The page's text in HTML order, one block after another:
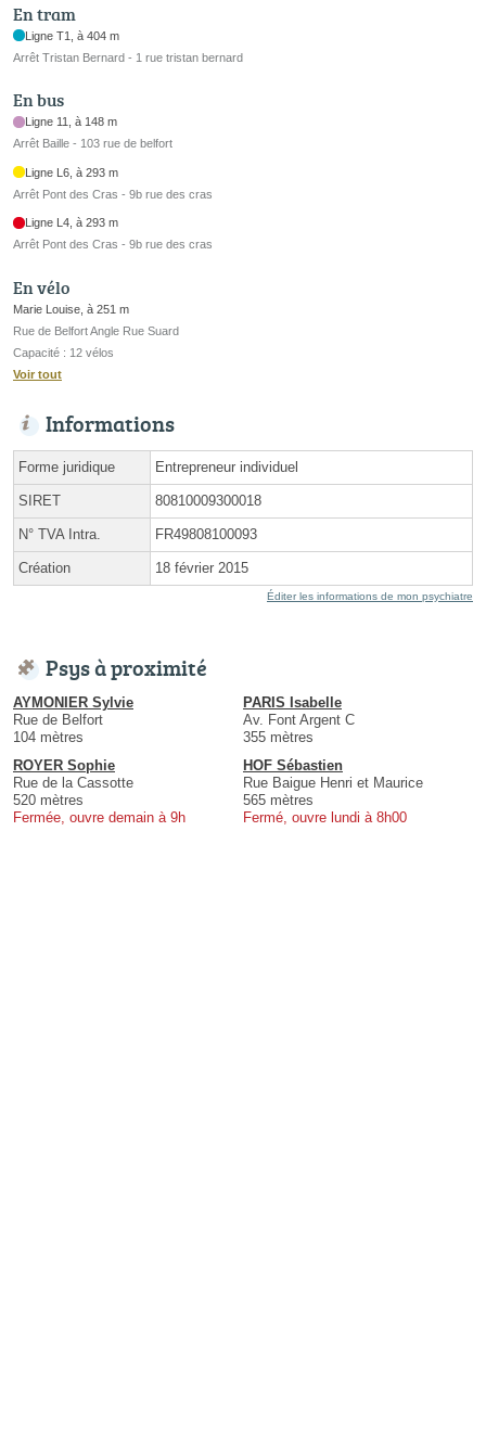
En tram
Ligne T1, à 404 m
Arrêt Tristan Bernard - 1 rue tristan bernard
En bus
Ligne 11, à 148 m
Arrêt Baille - 103 rue de belfort
Ligne L6, à 293 m
Arrêt Pont des Cras - 9b rue des cras
Ligne L4, à 293 m
Arrêt Pont des Cras - 9b rue des cras
En vélo
Marie Louise, à 251 m
Rue de Belfort Angle Rue Suard
Capacité : 12 vélos
Voir tout
Informations
Forme juridique Entrepreneur individuel
SIRET 80810009300018
N° TVA Intra. FR49808100093
Création 18 février 2015
Éditer les informations de mon psychiatre
Psys à proximité
AYMONIER Sylvie
Rue de Belfort
104 mètres
PARIS Isabelle
Av. Font Argent C
355 mètres
ROYER Sophie
Rue de la Cassotte
520 mètres
Fermée, ouvre demain à 9h
HOF Sébastien
Rue Baigue Henri et Maurice
565 mètres
Fermé, ouvre lundi à 8h00